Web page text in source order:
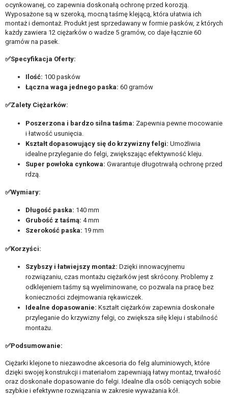
ocynkowanej, co zapewnia doskonałą ochronę przed korozją.
Wyposażone są w szeroką, mocną taśmę klejącą, która ułatwia ich
montaż i demontaż. Produkt jest sprzedawany w formie pasków, z których
każdy zawiera 12 ciężarków o wadze 5 gramów, co daje łącznie 60
gramów na pasek.
✅Specyfikacja Oferty:
Ilość: 100 pasków
Łączna waga jednego paska: 60 gramów
✅Zalety Ciężarków:
Poszerzona i bardzo silna taśma: Zapewnia pewne mocowanie
i łatwość usunięcia.
Kształt dopasowujący się do krzywizny felgi: Umożliwia
idealne przyleganie do felgi, zwiększając efektywność kleju.
Super powłoka cynkowa: Gwarantuje długotrwałą ochronę przed
rdzą.
✅Wymiary:
Długość paska: 140 mm
Grubość z taśmą: 4 mm
Szerokość paska: 19 mm
✅Korzyści:
Szybszy i łatwiejszy montaż: Dzięki innowacyjnemu
rozwiązaniu, czas montażu ciężarków jest skrócony. Problemy z
odklejeniem taśmy są wyeliminowane, co pozwala na pracę bez
konieczności zdejmowania rękawiczek.
Idealne dopasowanie: Kształt ciężarków zapewnia doskonałe
przyleganie do krzywizny felgi, co zwiększa siłę kleju i stabilność
montażu.
✅Podsumowanie:
Ciężarki klejone to niezawodne akcesoria do felg aluminiowych, które
dzięki swojej konstrukcji i materiałom zapewniają łatwy montaż, trwałość
oraz doskonałe dopasowanie do felgi. Idealne dla osób ceniących sobie
szybkie i efektywne rozwiązania w zakresie wyważania kół.